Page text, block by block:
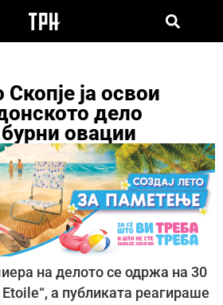
ја освои
дело
овации
на делото се одржа на 30
а публиката реагираше